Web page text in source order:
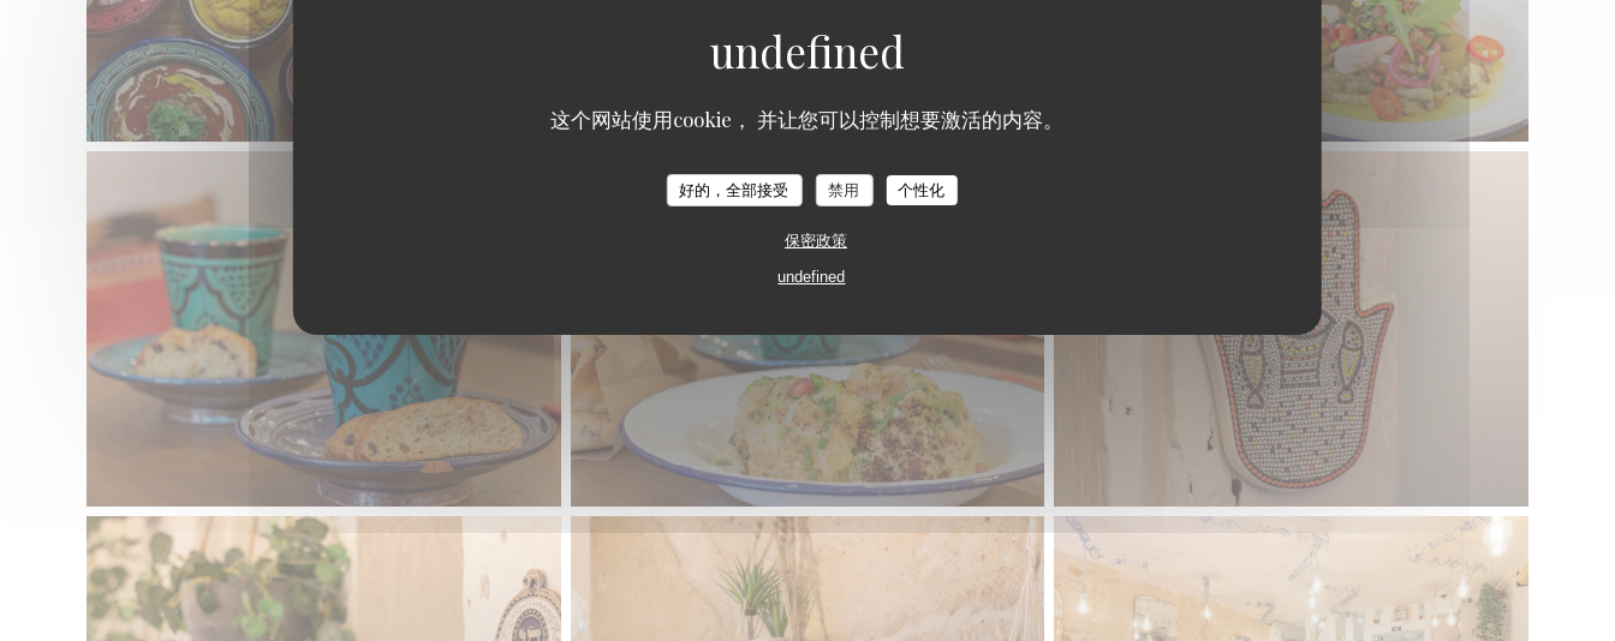
这个网站使用cookie， 并让您可以控制想要激活的内容。
好的，全部接受 禁用 个性化
保密政策
undefined